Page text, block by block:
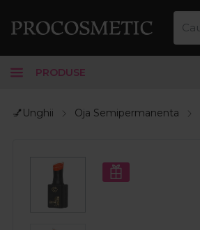
PRODUSE
💅Unghii Oja Semipermanenta